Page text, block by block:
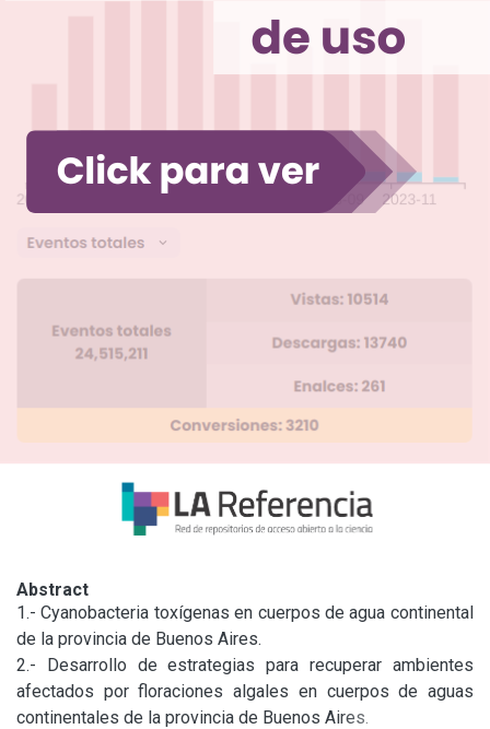
Abstract
1.- Cyanobacteria toxígenas en cuerpos de agua continental
de la provincia de Buenos Aires.
2.- Desarrollo de estrategias para recuperar ambientes
afectados por floraciones algales en cuerpos de aguas
continentales de la provincia de Buenos Aires.